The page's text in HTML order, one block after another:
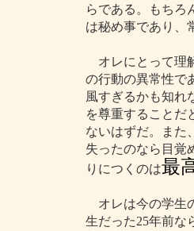
らである。もちろ
は秘め事であり、
オレにとって理
の行動の異常性で
風すぎるかも知れ
を尊重することだ
ないはずだ。また
失ったのなら目覚
りにつくのは最
オレは今の学生
生だった25年前な